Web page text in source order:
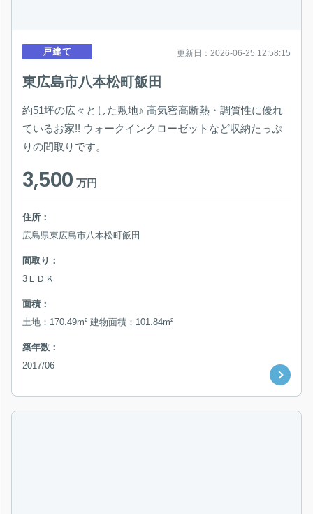
戸建て 更新日：2026-06-25 12:58:15
東広島市八本松町飯田
約51坪の広々とした敷地♪ 高気密高断熱・調質性に優れ
ているお家!! ウォークインクローゼットなど収納たっぷ
りの間取りです。
3,500万円
住所：
広島県東広島市八本松町飯田
間取り：
3ＬＤＫ
面積：
土地：170.49m² 建物面積：101.84m²
築年数：
2017/06